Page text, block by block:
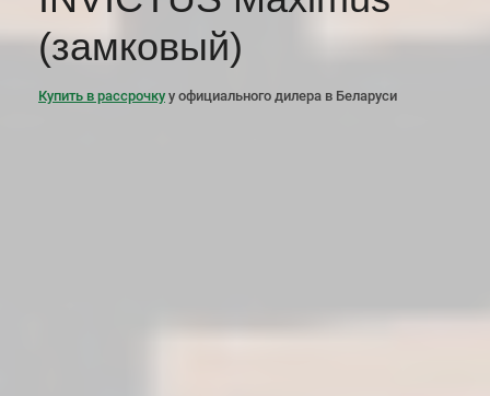
(замковый)
Купить в рассрочку у официального дилера в Беларуси